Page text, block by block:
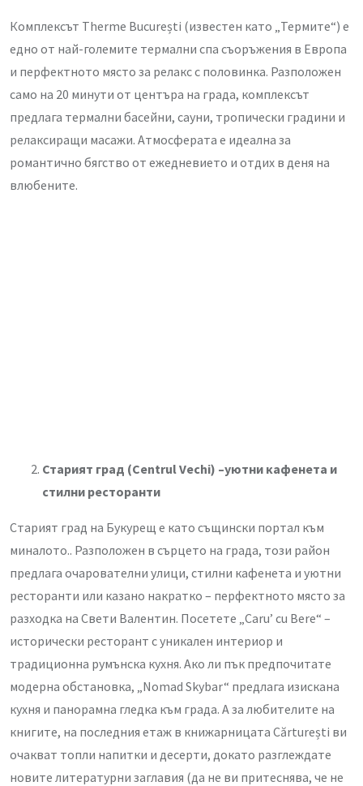
Комплексът Therme București (известен като „Термите“) е
едно от най-големите термални спа съоръжения в Европа
и перфектното място за релакс с половинка. Разположен
само на 20 минути от центъра на града, комплексът
предлага термални басейни, сауни, тропически градини и
релаксиращи масажи. Атмосферата е идеална за
романтично бягство от ежедневието и отдих в деня на
влюбените.
Старият град (Centrul Vechi) –уютни кафенета и
стилни ресторанти
Старият град на Букурещ е като същински портал към
миналото.. Разположен в сърцето на града, този район
предлага очарователни улици, стилни кафенета и уютни
ресторанти или казано накратко – перфектното място за
разходка на Свети Валентин. Посетете „Caru’ cu Bere“ –
исторически ресторант с уникален интериор и
традиционна румънска кухня. Ако ли пък предпочитате
модерна обстановка, „Nomad Skybar“ предлага изискана
кухня и панорамна гледка към града. А за любителите на
книгите, на последния етаж в книжарницата Cărturești ви
очакват топли напитки и десерти, докато разглеждате
новите литературни заглавия (да не ви притеснява, че не